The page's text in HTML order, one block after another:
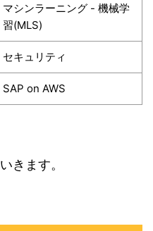
マシンラーニング - 機械学
習(MLS)
セキュリティ
SAP on AWS
きます。